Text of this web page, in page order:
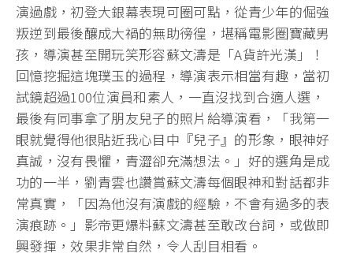
演過戲，初登大銀幕表現可圈可點，從青少年的倔強
叛逆到最後釀成大禍的無助徬徨，堪稱電影圈寶藏男
孩，導演甚至開玩笑形容蘇文濤是「A貨許光漢」！
回憶挖掘這塊璞玉的過程，導演表示相當有趣，當初
試鏡超過100位演員和素人，一直沒找到合適人選，
最後有同事拿了朋友兒子的照片給導演看，「我第一
眼就覺得他很貼近我心目中『兒子』的形象，眼神好
真誠，沒有畏懼，青澀卻充滿想法。」好的選角是成
功的一半，劉青雲也讚賞蘇文濤每個眼神和對話都非
常真實，「因為他沒有演戲的經驗，不會有過多的表
演痕跡。」影帝更爆料蘇文濤甚至敢改台詞，或做即
興發揮，效果非常自然，令人刮目相看。